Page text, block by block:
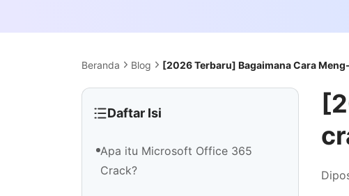
Beranda Blog [2026 Terbaru] Bagaimana Cara
Daftar Isi
Apa itu Microsoft Office 365
Crack?